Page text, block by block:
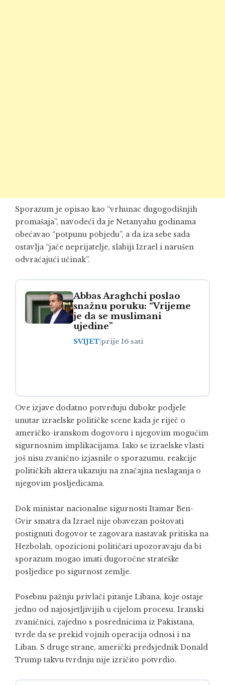
Sporazum je opisao kao “vrhunac dugogodišnjih
promašaja”, navodeći da je Netanyahu godinama
obećavao “potpunu pobjedu”, a da iza sebe sada
ostavlja “jače neprijatelje, slabiji Izrael i narušen
odvraćajući učinak”.
Abbas Araghchi poslao
snažnu poruku: “Vrijeme
je da se muslimani
ujedine”
SVIJET prije 16 sati
Ove izjave dodatno potvrđuju duboke podjele
unutar izraelske političke scene kada je riječ o
američko-iranskom dogovoru i njegovim mogućim
sigurnosnim implikacijama. Iako se izraelske vlasti
još nisu zvanično izjasnile o sporazumu, reakcije
političkih aktera ukazuju na značajna neslaganja o
njegovim posljedicama.
Dok ministar nacionalne sigurnosti Itamar Ben-
Gvir smatra da Izrael nije obavezan poštovati
postignuti dogovor te zagovara nastavak pritiska na
Hezbolah, opozicioni političari upozoravaju da bi
sporazum mogao imati dugoročne strateške
posljedice po sigurnost zemlje.
Posebnu pažnju privlači pitanje Libana, koje ostaje
jedno od najosjetljivijih u cijelom procesu. Iranski
zvaničnici, zajedno s posrednicima iz Pakistana,
tvrde da se prekid vojnih operacija odnosi i na
Liban. S druge strane, američki predsjednik Donald
Trump takvu tvrdnju nije izričito potvrdio.